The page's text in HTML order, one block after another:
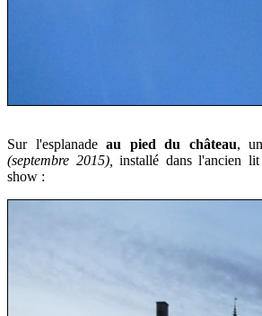
Sur l'esplanadeau pied du château,
(septembre 2015),
installé dans l'ancien
show :